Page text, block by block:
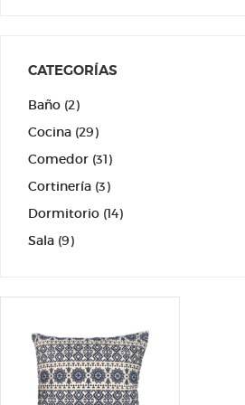
CATEGORÍAS
Baño (2)
Cocina (29)
Comedor (31)
Cortinería (3)
Dormitorio (14)
Sala (9)